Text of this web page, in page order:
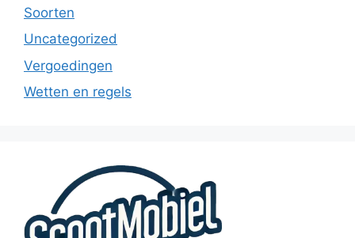
Soorten
Uncategorized
Vergoedingen
Wetten en regels